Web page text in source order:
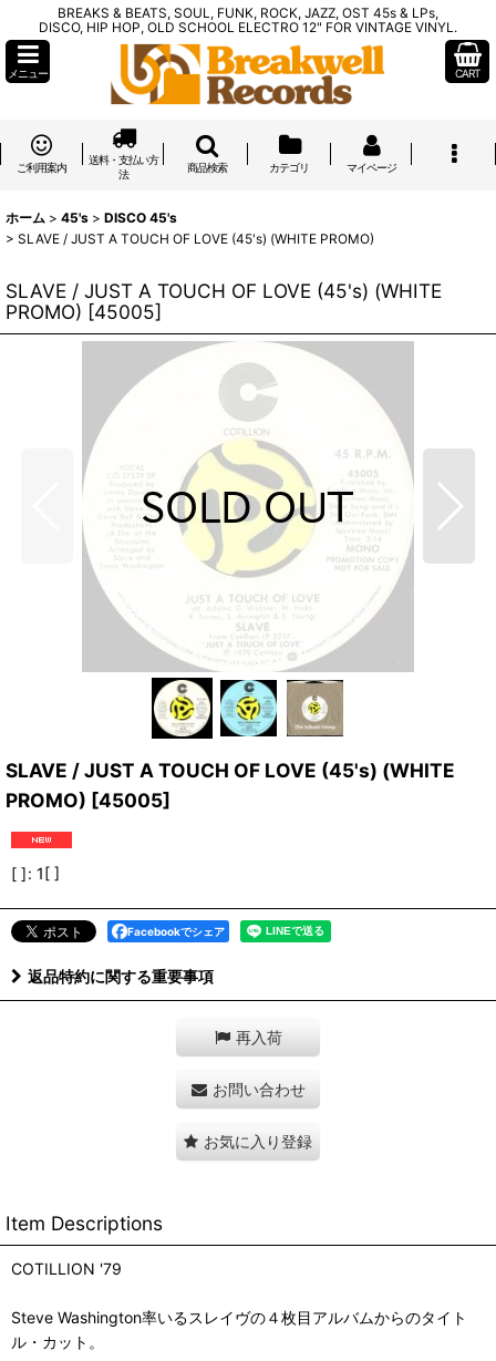
BREAKS & BEATS, SOUL, FUNK, ROCK, JAZZ, OST 45s & LPs,
DISCO, HIP HOP, OLD SCHOOL ELECTRO 12" FOR VINTAGE VINYL.
メニュー CART
ご利用案内
送料・支払い方
法
商品検索 カテゴリ マイページ
ホーム > 45's > DISCO 45's
> SLAVE / JUST A TOUCH OF LOVE (45's) (WHITE PROMO)
SLAVE / JUST A TOUCH OF LOVE (45's) (WHITE
PROMO) [45005]
SLAVE / JUST A TOUCH OF LOVE (45's) (WHITE
PROMO) [45005]
[ ]: 1[ ]
Facebookでシェア
返品特約に関する重要事項
再入荷
お問い合わせ
お気に入り登録
Item Descriptions
COTILLION '79
Steve Washington率いるスレイヴの４枚目アルバムからのタイト
ル・カット。